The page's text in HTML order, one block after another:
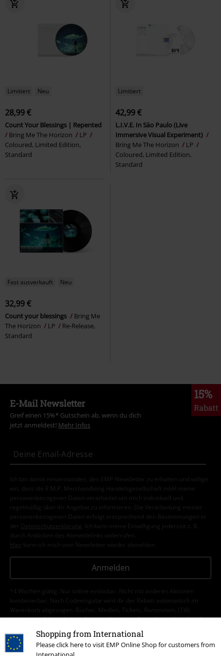
Shopping from International
Please click here to visit EMP Online Shop for customers from
Limitiert Neu
28,99 €
Count Your Blessings | Repented
Bring Me The Horizon
LP
Coloured, Limited Edition,
Standard
Limitiert
42,99 €
L.I.V.E. In São Paulo (Live
Immersive Visual Experiment)
Bring Me The Horizon
LP
Coloured, Limited Edition,
Standard
Fast ausverkauft Neu
32,99 €
Count your blessings
Bring Me
The Horizon
LP
Re-Release,
Standard
15%
Rabatt
E-Mail Newsletter
Greif einen 15%* Gutschein ab, wenn du dich
jetzt anmeldest! Mehr Infos
Ich bin damit einverstanden, den EMP-Newsletter zu erhalten und willige
ein, dass die E.M.P. Merchandising Handelsgesellschaft mbH meine
personenbezogenen Daten verarbeitet um mich individuell und
regelmäßig über ihr Angebot zu informieren. Die Verarbeitung meiner
personenbezogenen Daten erfolgt entsprechend den Bestimmungen in
der
Datenschutzerklärung
. Ich kann meine Einwilligung jederzeit z. B.
durch Anklicken des Abmeldelinks widerrufen.
Hier kann ich mich vom Newsletter wieder abmelden.
Anmelden
*4 Wochen gültig. Nur online einlösbar. Nicht mit anderen Aktionen
kombinierbar. Nach Codeeingabe wird dir der Rabatt automatisch im
Warenkorb abgezogen. Bücher, Medien, Tickets, Rammstein, (Till)
Lindemann, Böhse Onkelz, Broilers, Die Ärzte, Feine Sahne Fischfilet, Die
Toten Hosen, Gutscheine & Artikel, die einen Spendenbeitrag beinhalten,
sind von der Aktion ausgeschlossen.